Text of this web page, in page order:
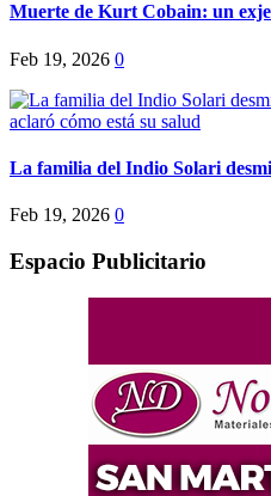
Muerte de Kurt Cobain: un
Feb 19, 2026 0
La familia del Indio Solari
Feb 19, 2026 0
Espacio Publicitario